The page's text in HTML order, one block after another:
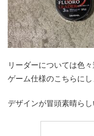
リーダーについては色
ゲーム仕様のこちらにし
デザインが冒頭素晴ら